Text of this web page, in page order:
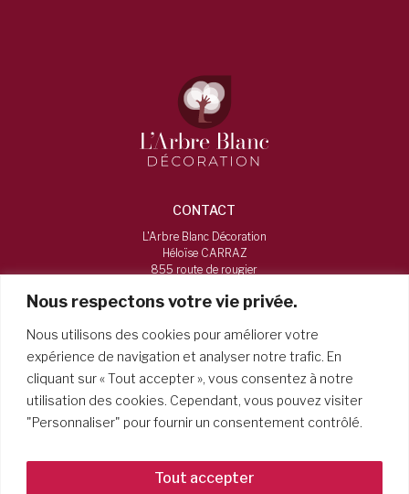
Nous respectons votre vie privée.
Nous utilisons des cookies pour améliorer votre
expérience de navigation et analyser notre trafic. En
cliquant sur « Tout accepter », vous consentez à notre
utilisation des cookies. Cependant, vous pouvez visiter
"Personnaliser" pour fournir un consentement contrôlé.
Tout accepter
CONTACT
L'Arbre Blanc Décoration
Héloïse CARRAZ
855 route de rougier
larbreblancdecoration@gmail.com
HORAIRES
Du mardi au samedi, de 9h à 19h